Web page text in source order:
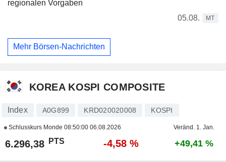
regionalen Vorgaben
05.08.
MT
Mehr Börsen-Nachrichten
KOREA KOSPI COMPOSITE
Index A0G899 KRD020020008 KOSPI
Schlusskurs Monde 08:50:00 06.08.2026 Veränd. 1. Jan.
6.296,38 PTS -4,58 % +49,41 %